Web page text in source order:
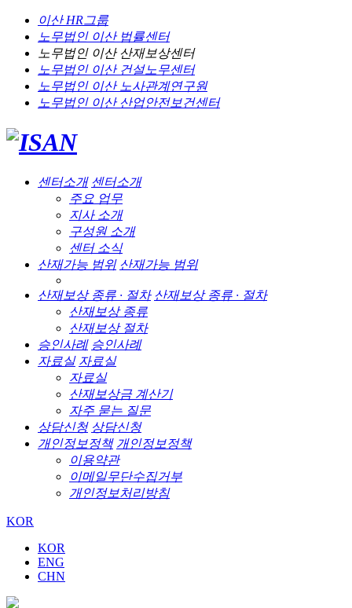
이산 HR그룹
노무법인 이산법률센터
노무법인 이산산재보상센터
노무법인 이산건설노무센터
노무법인 이산노사관계연구원
노무법인 이산산업안전보건센터
센터소개 센터소개
주요 업무
지사 소개
구성원 소개
센터 소식
산재가능 범위 산재가능 범위
산재보상 종류 · 절차 산재보상 종류 · 절차
산재보상 종류
산재보상 절차
승인사례 승인사례
자료실 자료실
자료실
산재보상금 계산기
자주 묻는 질문
상담신청 상담신청
개인정보정책 개인정보정책
이용약관
이메일무단수집거부
개인정보처리방침
KOR
KOR
ENG
CHN